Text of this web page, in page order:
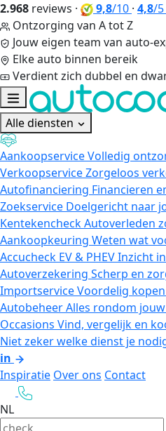
2.968 reviews · 9,8/10 · 4,8/5
Ontzorging van A tot Z
Jouw eigen team van auto-
Elke auto binnen bereik
Verdient zich dubbel en
Alle diensten
AankoopserviceVolledig
VerkoopserviceZorgeloos
Autofinanciering Financieren
Zoekservice Doelgericht naar
KentekencheckAutoverleden
Aankoopkeuring Weten wat
Accucheck EV & PHEVInzicht
Autoverzekering Scherp en
ImportserviceVoordelig
AutobeheerAlles rondom
Occasions Vind, vergelijk en
Niet zeker welke dienst je
in
Inspiratie Over ons Contact
NL